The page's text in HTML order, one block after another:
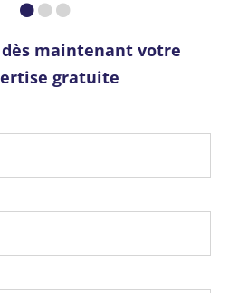
dès maintenant votre
gratuite